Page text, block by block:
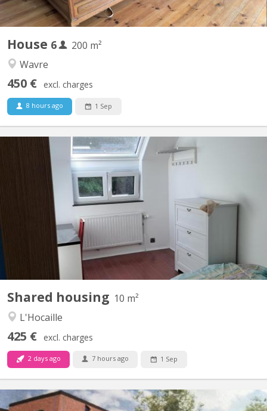
House 6
200 m²
Wavre
450 € excl. charges
8 hours ago 1 Sep
Shared housing 10 m²
L'Hocaille
425 € excl. charges
2 days ago 7 hours ago 1 Sep
Chambre meublée & fraîchement rénovée – Quartier de l'Hocaille ​
Vous cherchez un lieu de vie agréable, lumineux et idéalement
situé ? Venez nous rejoindre dans notre colocation de 3
personnes au sein d'une maison unifamiliale ! ​📍 Localisation
idéale ​Située dans le quartier très recherché de...
KV 1459